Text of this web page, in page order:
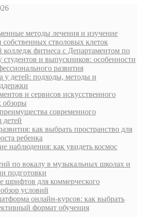
методы лечения и изучение
собственных стволовых клеток
колледж фитнеса с Департаментом по
студентов и выпускников: особенности
развития
у детей: подходы, методы и
и сервисов искусственного
обзоры
современного
детей
как выбрать пространство для
ребенка
наблюдения: как увидеть космос
по вокалу в музыкальных школах и
подготовки
шрифтов для коммерческого
условий
онлайн-курсов: как выбрать
формат обучения